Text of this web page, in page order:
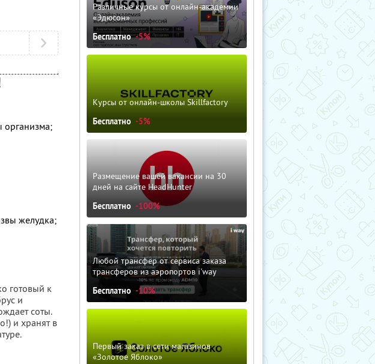
организма;
желудка;
готовый к
и
соты.
и хранят в
Различные курсы от онлайн-академии
«Эдюсон»
Бесплатно -5%
Курсы от онлайн-школы Skillfactory
Бесплатно -5%
Размещение вашей вакансии на 30
дней на сайте HeadHunter
Бесплатно -100%
Любой трансфер от сервиса заказа
трансферов из аэропортов i'way
Бесплатно -10%
Первый заказ в сети магазинов
«Золотое Яблоко»